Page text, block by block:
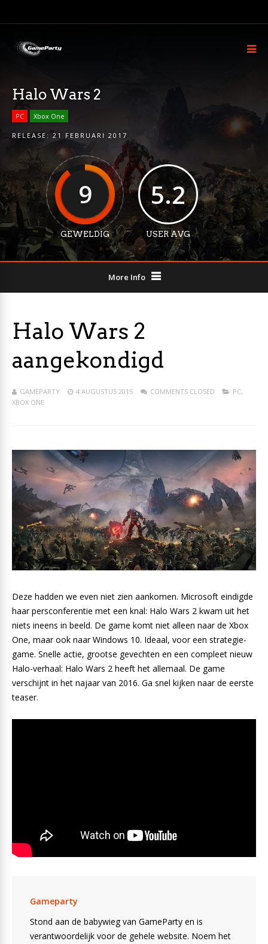
Halo Wars 2
PC Xbox One
RELEASE: 21 FEBRUARI 2017
9
GEWELDIG
5.2
USER AVG
More Info
Halo Wars 2
aangekondigd
GAMEPARTY 4 AUGUSTUS 2015 COMMENTS CLOSED PC,
XBOX ONE
Deze hadden we even niet zien aankomen. Microsoft eindigde
haar persconferentie met een knal: Halo Wars 2 kwam uit het
niets ineens in beeld. De game komt niet alleen naar de Xbox
One, maar ook naar Windows 10. Ideaal, voor een strategie-
game. Snelle actie, grootse gevechten en een compleet nieuw
Halo-verhaal: Halo Wars 2 heeft het allemaal. De game
verschijnt in het najaar van 2016. Ga snel kijken naar de eerste
teaser.
Gameparty
Stond aan de babywieg van GameParty en is
verantwoordelijk voor de gehele website. Noem het